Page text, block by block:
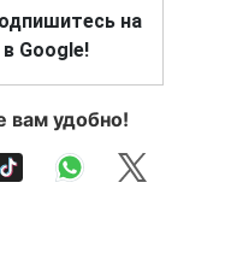
на
Google!
вам удобно!